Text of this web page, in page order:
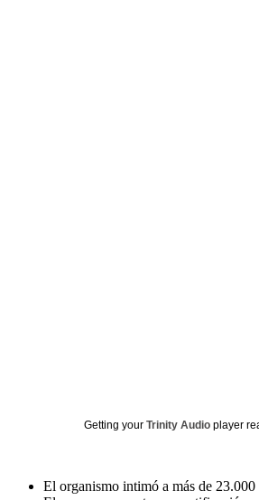
Getting your Trinity Audio player
El organismo intimó a más de 23.000